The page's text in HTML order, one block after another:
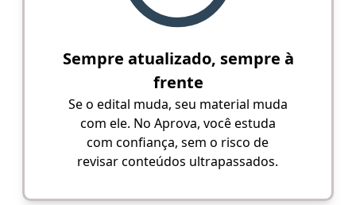
Sempre atualizado, sempre à
frente
Se o edital muda, seu material muda
com ele. No Aprova, você estuda
com confiança, sem o risco de
revisar conteúdos ultrapassados.